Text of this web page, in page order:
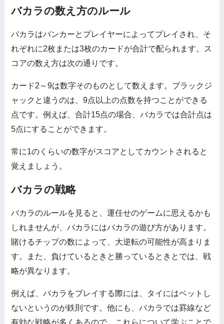
バカラの数え方のルール
バカラはバンカーとプレイヤーによってプレイされ、そ
れぞれに2枚または3枚のカードが合計で配られます。ス
コアの数え方は次の通りです。
カード2～9は数字そのものとして数えます。ブラックジ
ャックと違うのは、9点以上の点数を持つことができる
点です。例えば、合計15点の場合、バカラでは合計点は
5点にすることができます。
常に1のくらいの数字がスコアとしてカウントされると
覚えましょう。
バカラの戦略
バカラのルールを見ると、運任せのゲームに思えるかも
しれませんが、バカラにはバカラの遊び方があります。
賭けるチップの数によって、大逆転の可能性が高まりま
す。また、負けているときと勝っているときとでは、戦
略が異なります。
例えば、バカラをプレイする際には、タイにはベットし
ないというのが鉄則です。他にも、バカラでは罫線など
有効な戦略が多くあるので、これらについて学ぶことで